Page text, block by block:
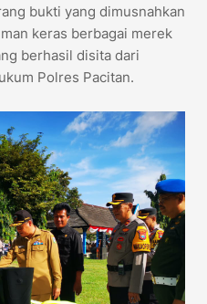
bukti yang dimusnahkan
keras berbagai merek
berhasil disita dari
Polres Pacitan.